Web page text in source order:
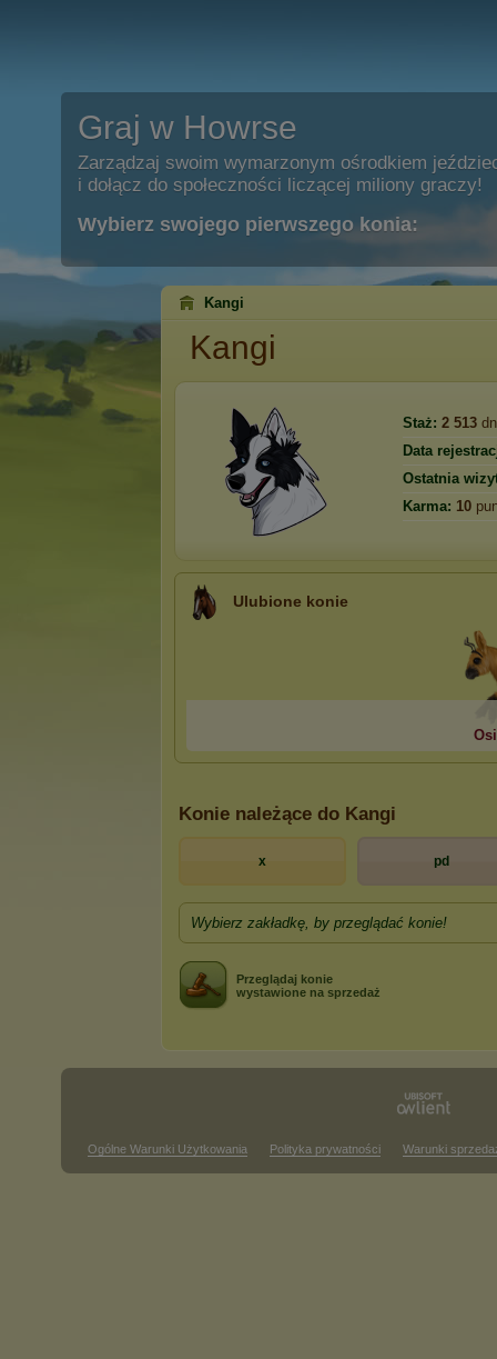
Graj w Howrse
Zarządzaj swoim wymarzonym ośrodkiem
i dołącz do społeczności liczącej miliony graczy!
Wybierz swojego pierwszego konia:
Kangi
Kangi
Staż: 2 513
Data
Ostatnia
Karma: 10
Ulubione konie
Konie należące do Kangi
x pd
Wybierz zakładkę, by przeglądać konie!
Przeglądaj konie
wystawione na sprzedaż
Ogólne Warunki Użytkowania Polityka prywatności Warunki